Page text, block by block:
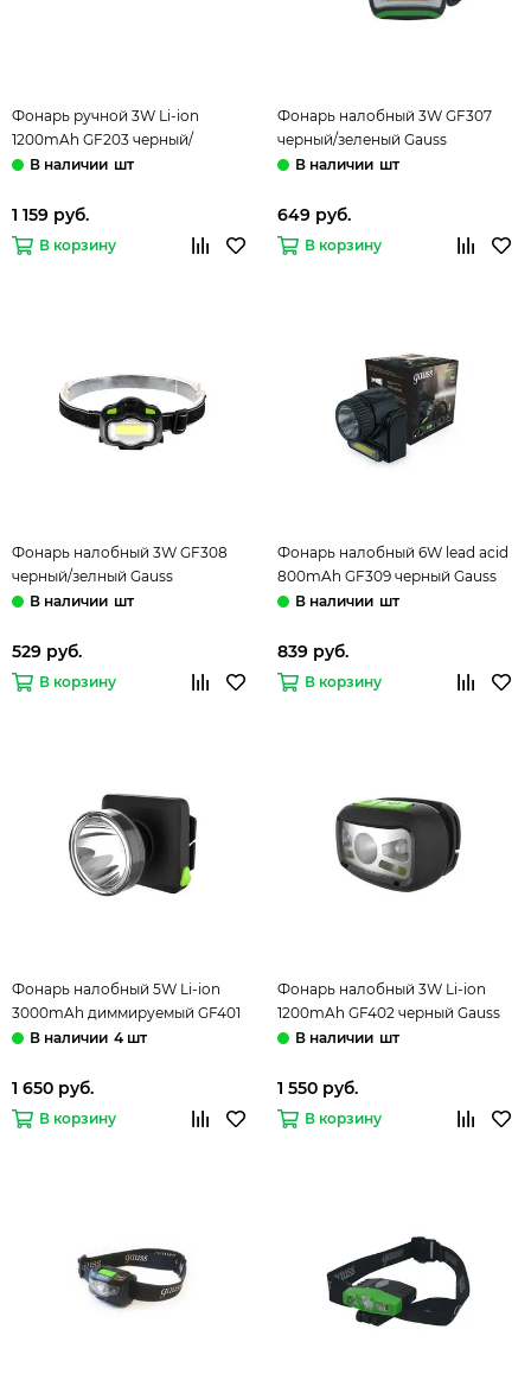
Фонарь ручной 3W Li-ion
1200mAh GF203 черный/
зеленый Gaussшт
1 159 руб.
В корзину
Фонарь налобный 3W GF307
черный/зеленый Gauss
шт
649 руб.
В корзину
Фонарь налобный 3W GF308
черный/зелный Gauss
шт
529 руб.
В корзину
Фонарь налобный 6W lead acid
800mAh GF309 черный Gauss
шт
839 руб.
В корзину
Фонарь налобный 5W Li-ion
3000mAh диммируемый GF401
черный Gauss 4 шт
1 650 руб.
В корзину
Фонарь налобный 3W Li-ion
1200mAh GF402 черный Gauss
шт
1 550 руб.
В корзину